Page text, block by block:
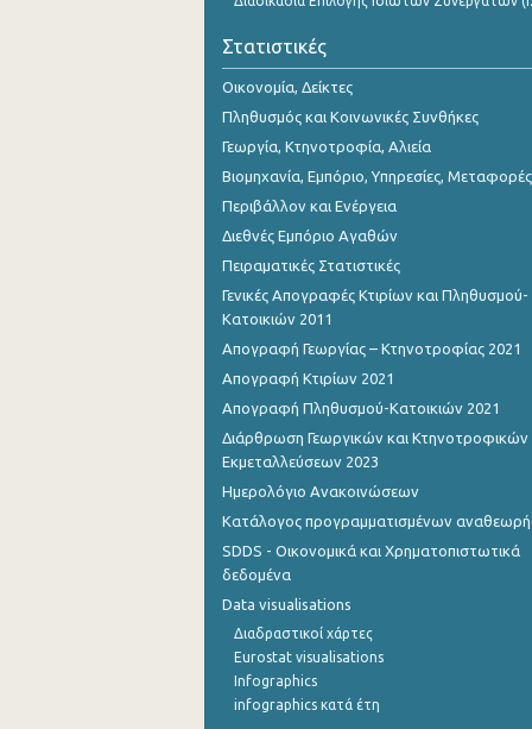
Δεκεμβρίου 2022
Νοεμβρίου 2022
Οκτωβρίου 2022
Αυγούστου 2022
Ιουλίου 2022
Ιουνίου 2022
Απριλίου 2022
Μαρτίου 2022
Φεβρουαρίου 2022
Ιανουαρίου 2022
Δεκεμβρίου 2021
Νοεμβρίου 2021
Οκτωβρίου 2021
Στατιστικές
Οικονομία, Δείκτες
Πληθυσμός και Κοινωνικές Συνθήκες
Γεωργία, Κτηνοτροφία, Αλιεία
Βιομηχανία, Εμπόριο, Υπηρεσίες, Μεταφορές
Περιβάλλον και Ενέργεια
Διεθνές Εμπόριο Αγαθών
Πειραματικές Στατιστικές
Γενικές Απογραφές Κτιρίων και Πληθυσμού-
Κατοικιών 2011
Απογραφή Γεωργίας – Κτηνοτροφίας 2021
Απογραφή Κτιρίων 2021
Απογραφή Πληθυσμού-Κατοικιών 2021
Διάρθρωση Γεωργικών και Κτηνοτροφικών
Εκμεταλλεύσεων 2023
Ημερολόγιο Ανακοινώσεων
Κατάλογος προγραμματισμένων
SDDS - Οικονομικά και Χρηματοπιστωτικά
δεδομένα
Data visualisations
Διαδραστικοί χάρτες
Eurostat visualisations
Infographics
infographics κατά έτη